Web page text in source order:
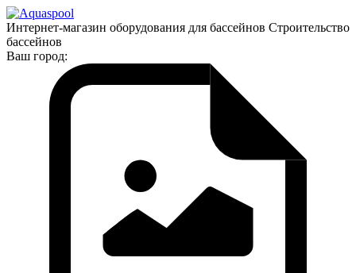
Интернет-магазин оборудования для бассейнов Строительство
бассейнов
Ваш город: